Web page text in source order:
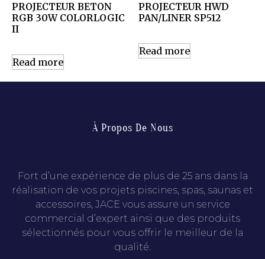
PROJECTEUR BETON
RGB 30W COLORLOGIC
II
Read more
PROJECTEUR HWD
PAN/LINER SP512
Read more
À Propos De Nous
Fort d’une expérience de plus de 25 ans dans la
réalisation de vos projets piscines, spas, saunas et
accessoires, JACE vous assure un service
commercial d’expert ainsi que des produits
sélectionnés pour vous offrir le meilleur de la
qualité.